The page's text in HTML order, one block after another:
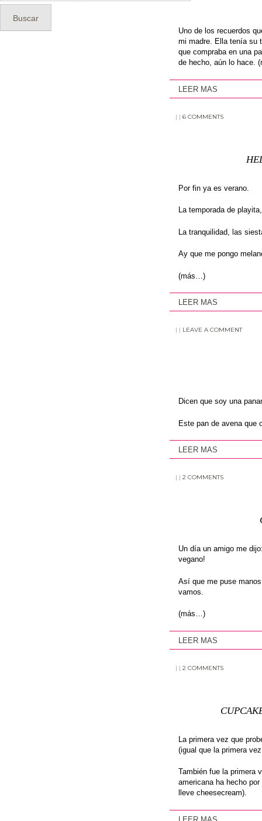
Uno de los recuerdos
mi madre. Ella tenía su
que compraba en una
de hecho, aún lo hace.
LEER MAS
| | 6 COMMENTS
Por fin ya es verano.
La temporada de
La tranquilidad, las
Ay que me pongo
(más…)
LEER MAS
| | LEAVE A COMMENT
Dicen que soy una
Este pan de avena
LEER MAS
| | 2 COMMENTS
Un día un amigo me
vegano!
Así que me puse
vamos.
(más…)
LEER MAS
| | 2 COMMENTS
La primera vez que
(igual que la primera
También fue la primera
americana ha hecho
lleve cheesecream).
LEER MAS